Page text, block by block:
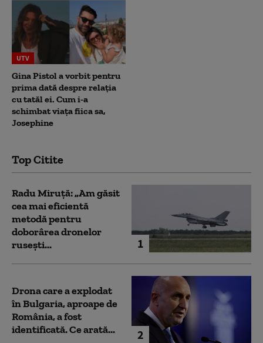
UTV
Gina Pistol a vorbit pentru
prima dată despre relația
cu tatăl ei. Cum i-a
schimbat viața fiica sa,
Josephine
Top Citite
1
Radu Miruță: „Am găsit
cea mai eficientă
metodă pentru
doborârea dronelor
rusești...
2
Drona care a explodat
în Bulgaria, aproape de
România, a fost
identificată. Ce arată...